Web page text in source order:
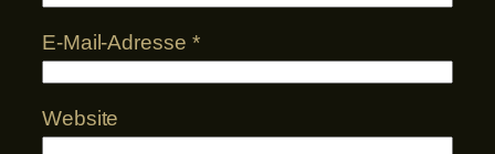
E-Mail-Adresse *
Website